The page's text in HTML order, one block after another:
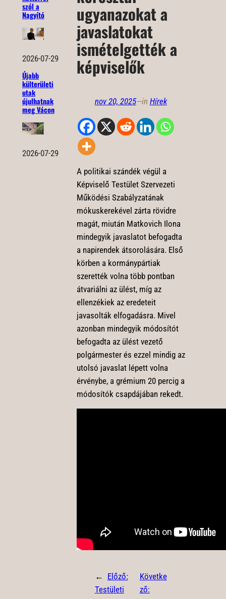
szól a
Nagyító
2026-07-29
Újabb
külterületi
utak
újulhatnak
meg Vácon
2026-07-29
ugyanazokat a
javaslatokat
ismételgették a
képviselők
nov 20, 2025—in Hírek
A politikai szándék végül a
Képviselő Testület Szervezeti
Működési Szabályzatának
mókuskerekével zárta rövidre
magát, miután Matkovich Ilona
mindegyik javaslatot befogadta
a napirendek átsorolására. Első
körben a kormánypártiak
szerették volna több pontban
átvariálni az ülést, míg az
ellenzékiek az eredeteit
javasolták elfogadásra. Mivel
azonban mindegyik módosítót
befogadta az ülést vezető
polgármester és ezzel mindig az
utolsó javaslat lépett volna
érvénybe, a grémium 20 percig a
módosítók csapdájában rekedt.
← Előző:
Testületi
Követke
ző: